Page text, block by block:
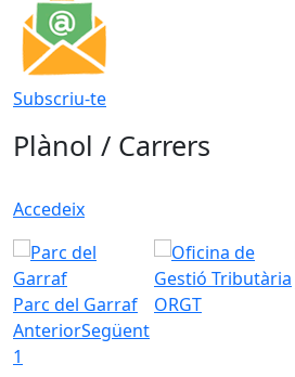
Subscriu-te
Plànol / Carrers
Accedeix
Parc del Garraf ORGT
AnteriorSegüent
1